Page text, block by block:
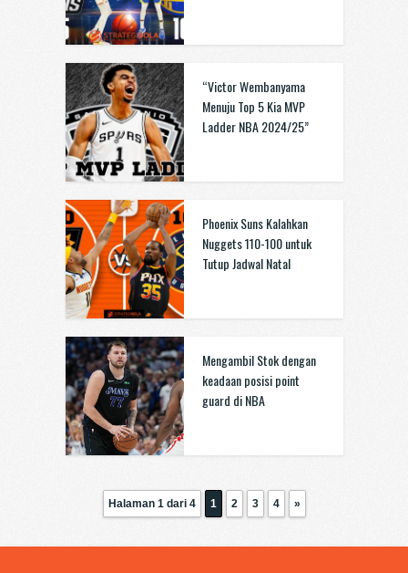
“Victor Wembanyama
Menuju Top 5 Kia MVP
Ladder NBA 2024/25”
Phoenix Suns Kalahkan
Nuggets 110-100 untuk
Tutup Jadwal Natal
Mengambil Stok dengan
keadaan posisi point
guard di NBA
Halaman 1 dari 4 1 2 3 4 »